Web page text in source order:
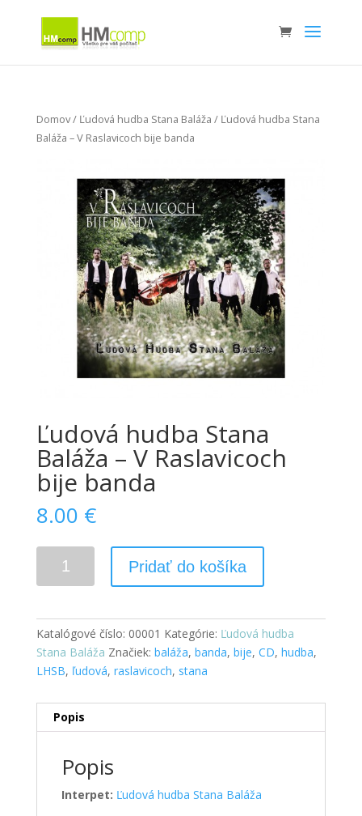
Domov/ Ľudová hudba Stana Baláža / Ľudová hudba Stana
Baláža – V Raslavicoch bije banda
Ľudová hudba Stana
Baláža – V Raslavicoch
bije banda
8.00 €
Pridať do košíka
Katalógové číslo: 00001 Kategórie: Ľudová hudba
Stana Baláža Značiek: baláža, banda, bije, CD, hudba,
LHSB, ľudová, raslavicoch, stana
Popis
Popis
Interpet: Ľudová hudba Stana Baláža